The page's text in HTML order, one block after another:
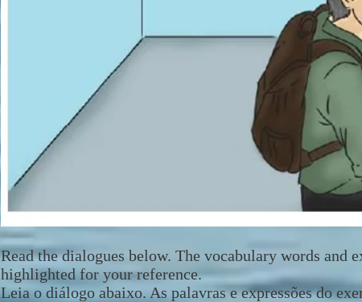
Read the dialogues below. The vocabulary words and
highlighted for your reference.
Leia o diálogo abaixo. As palavras e expressões do